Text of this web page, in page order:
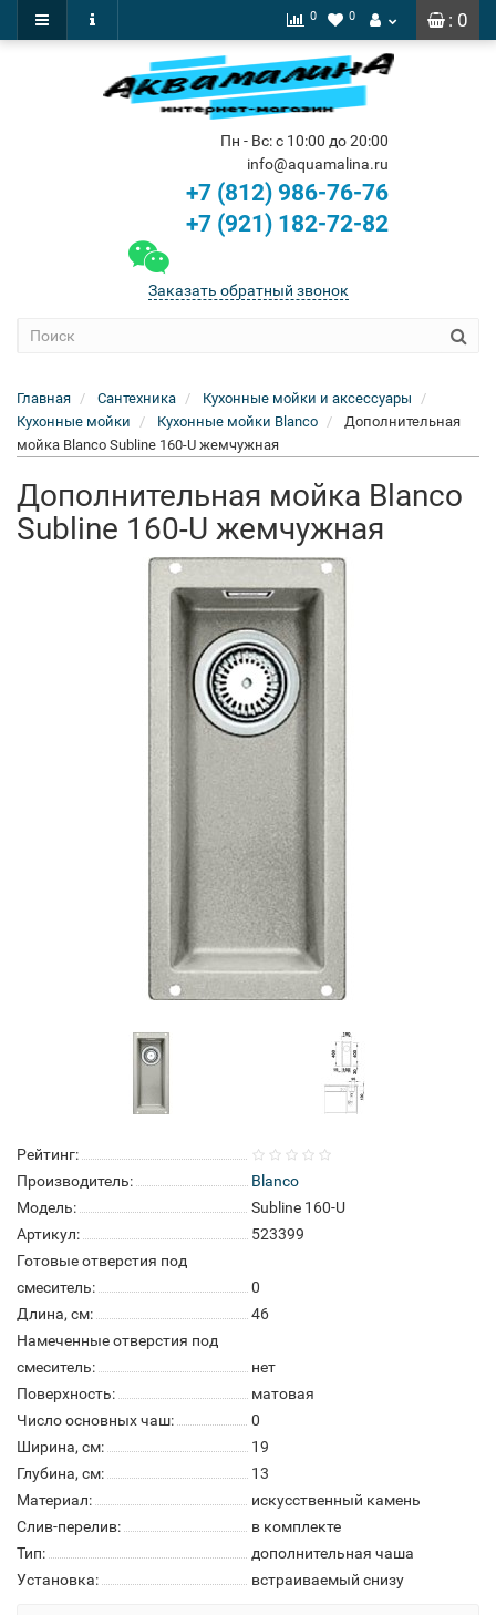
: 0
0 0
Пн - Вс: с 10:00 до 20:00
info@aquamalina.ru
+7 (812) 986-76-76
+7 (921) 182-72-82
Заказать обратный звонок
Главная Сантехника
Кухонные мойки и аксессуары
Кухонные мойки
Кухонные мойки Blanco
Дополнительная
мойка Blanco Subline 160-U жемчужная
Дополнительная мойка Blanco
Subline 160-U жемчужная
Рейтинг:
Производитель:
Blanco
Модель:
Subline 160-U
Артикул:
523399
Готовые отверстия под
смеситель:
0
Длина, см:
46
Намеченные отверстия под
смеситель:
нет
Поверхность:
матовая
Число основных чаш:
0
Ширина, см:
19
Глубина, см:
13
Материал:
искусственный камень
Слив-перелив:
в комплекте
Тип:
дополнительная чаша
Установка:
встраиваемый снизу